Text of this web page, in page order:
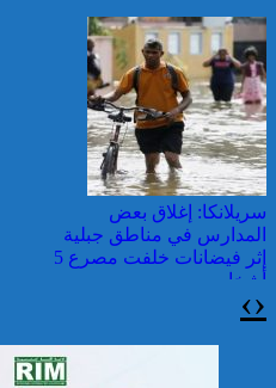
سريلانكا: إغلاق بعض
المدارس في مناطق جبلية
إثر فيضانات خلفت مصرع 5
أشخاص
‹
›